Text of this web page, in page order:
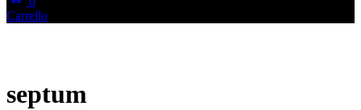
Carrello
septum